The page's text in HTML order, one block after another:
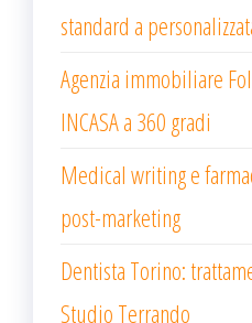
standard a
Agenzia immobiliare
INCASA a 360 gradi
Medical writing e
post-marketing
Dentista Torino:
Studio Terrando